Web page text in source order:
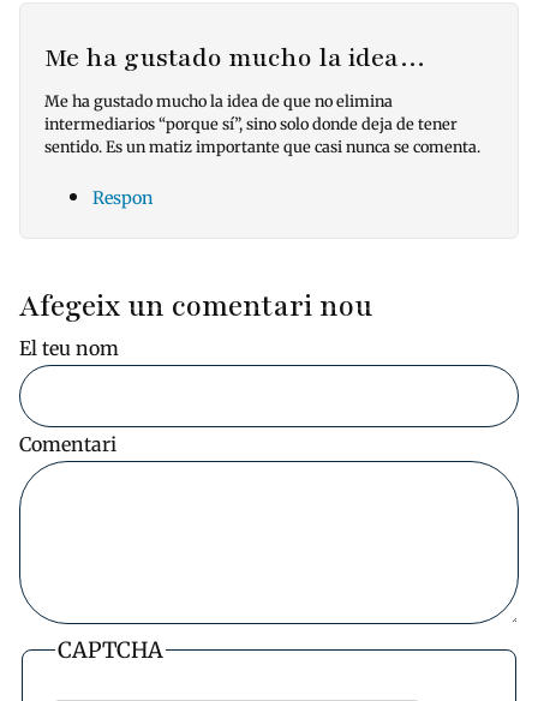
Me ha gustado mucho la idea…
Me ha gustado mucho la idea de que no elimina
intermediarios “porque sí”, sino solo donde deja de tener
sentido. Es un matiz importante que casi nunca se comenta.
Respon
Afegeix un comentari nou
El teu nom
Comentari
CAPTCHA